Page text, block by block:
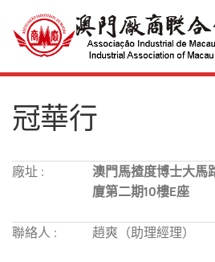
冠華行
廠址 :
澳門馬揸度博士大馬
廈第二期10樓E座
聯絡人 : 趙爽（助理經理）